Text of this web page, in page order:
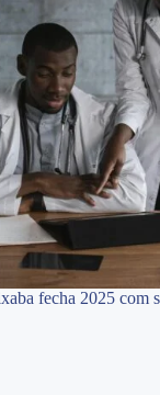
fecha 2025 com